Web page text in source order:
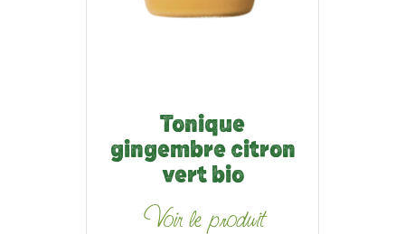
Tonique
gingembre citron
vert bio
Voir le produit